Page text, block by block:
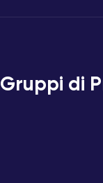
Gruppi di